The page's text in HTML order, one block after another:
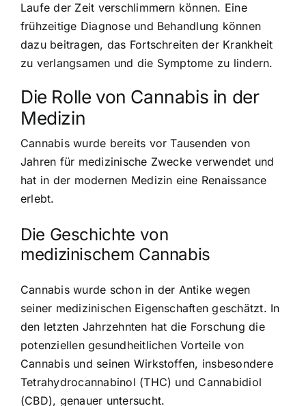
Laufe der Zeit verschlimmern können. Eine
frühzeitige Diagnose und Behandlung können
dazu beitragen, das Fortschreiten der Krankheit
zu verlangsamen und die Symptome zu lindern.
Die Rolle von Cannabis in der
Medizin
Cannabis wurde bereits vor Tausenden von
Jahren für medizinische Zwecke verwendet und
hat in der modernen Medizin eine Renaissance
erlebt.
Die Geschichte von
medizinischem Cannabis
Cannabis wurde schon in der Antike wegen
seiner medizinischen Eigenschaften geschätzt. In
den letzten Jahrzehnten hat die Forschung die
potenziellen gesundheitlichen Vorteile von
Cannabis und seinen Wirkstoffen, insbesondere
Tetrahydrocannabinol (THC) und Cannabidiol
(CBD), genauer untersucht.